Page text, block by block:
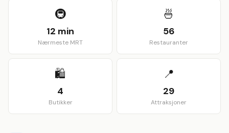
🚇
12 min
Nærmeste MRT
🍜
56
Restauranter
🛍️
4
Butikker
📍
29
Attraksjoner